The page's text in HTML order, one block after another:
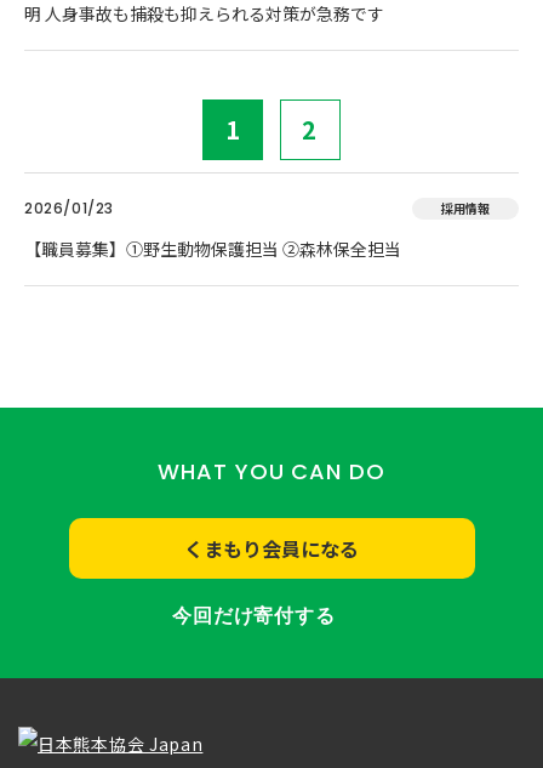
明 人身事故も捕殺も抑えられる対策が急務です
1 2
2026/01/23 採用情報
【職員募集】①野生動物保護担当 ②森林保全担当
WHAT YOU CAN DO
くまもり会員になる
今回だけ寄付する